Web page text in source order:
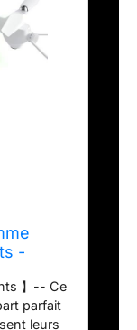
-
en
à
】-- Ce
parfait
leurs